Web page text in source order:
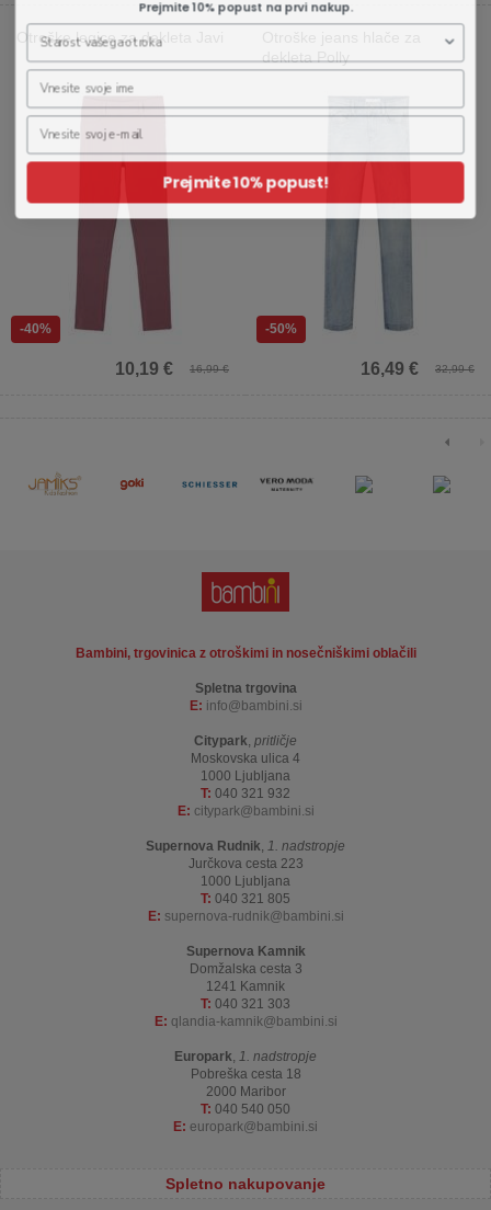
-40%
Otroške legice za dekleta Javi
16,99 €
10,19 €
-50%
dekleta Polly
32,99 €
16,49 €
Bambini, trgovinica z otroškimi in nosečniškimi oblačili
Spletna trgovina
E: info bambini.si
Citypark, pritličje
Moskovska ulica 4
1000 Ljubljana
T: 040 321 932
E: citypark bambini.si
Supernova Rudnik, 1. nadstropje
Jurčkova cesta 223
1000 Ljubljana
T: 040 321 805
E: supernova-rudnik bambini.si
Supernova Kamnik
Domžalska cesta 3
1241 Kamnik
T: 040 321 303
E: qlandia-kamnik bambini.si
Europark, 1. nadstropje
Pobreška cesta 18
2000 Maribor
T: 040 540 050
E: europark bambini.si
Spletno nakupovanje
Prejmite 10% popust na prvi nakup.
Prejmite 10% popust!